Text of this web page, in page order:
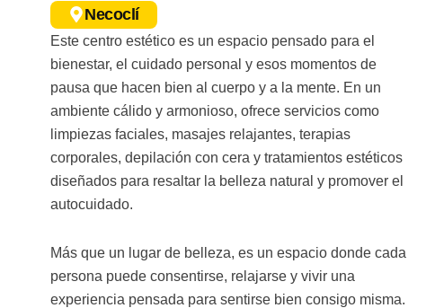
Necoclí
Este centro estético es un espacio pensado para el
bienestar, el cuidado personal y esos momentos de
pausa que hacen bien al cuerpo y a la mente. En un
ambiente cálido y armonioso, ofrece servicios como
limpiezas faciales, masajes relajantes, terapias
corporales, depilación con cera y tratamientos estéticos
diseñados para resaltar la belleza natural y promover el
autocuidado.
Más que un lugar de belleza, es un espacio donde cada
persona puede consentirse, relajarse y vivir una
experiencia pensada para sentirse bien consigo misma.